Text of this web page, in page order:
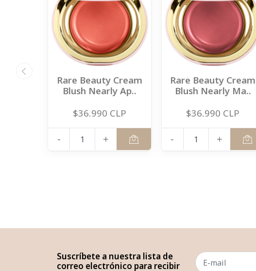
Rare Beauty Cream
Blush Nearly Ap..
$36.990 CLP
+
-
Rare Beauty Cream
Blush Nearly Ma..
$36.990 CLP
+
-
Suscríbete a nuestra lista de
correo electrónico para recibir